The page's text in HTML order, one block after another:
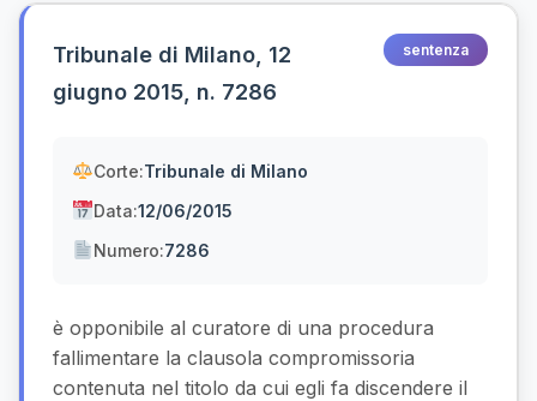
Tribunale di Milano, 12
giugno 2015, n. 7286
sentenza
Corte:Tribunale di Milano
Data:12/06/2015
Numero:7286
è opponibile al curatore di una procedura
fallimentare la clausola compromissoria
contenuta nel titolo da cui egli fa discendere il